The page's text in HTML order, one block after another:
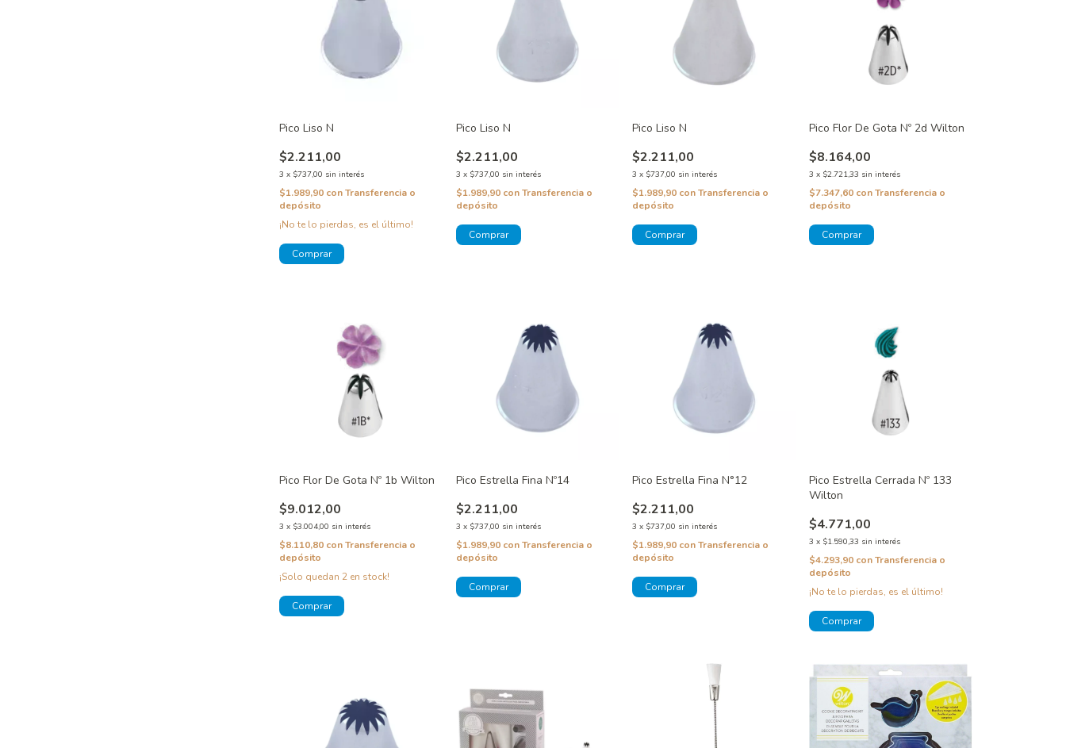
Pico Liso N
$2.211,00
3 x $737,00 sin interés
$1.989,90 con Transferencia o
depósito
¡No te lo pierdas, es el último!
Pico Liso N
$2.211,00
3 x $737,00 sin interés
$1.989,90 con Transferencia o
depósito
Pico Liso N
$2.211,00
3 x $737,00 sin interés
$1.989,90 conTransferencia o
depósito
Pico Flor De Gota Nº 2d Wilton
$8.164,00
3 x $2.721,33 sin interés
$7.347,60 con Transferencia o
depósito
Pico Flor De Gota Nº 1b Wilton
$9.012,00
3 x $3.004,00 sin interés
$8.110,80 con Transferencia o
depósito
¡Solo quedan 2 en stock!
Pico Estrella Fina Nº14
$2.211,00
3 x $737,00 sin interés
$1.989,90 con Transferencia o
depósito
Pico Estrella Fina N°12
$2.211,00
3 x $737,00 sin interés
$1.989,90 conTransferencia o
depósito
Pico Estrella Cerrada Nº 133
Wilton
$4.771,00
3 x $1.590,33 sin interés
$4.293,90 con Transferencia o
depósito
¡No te lo pierdas, es el último!